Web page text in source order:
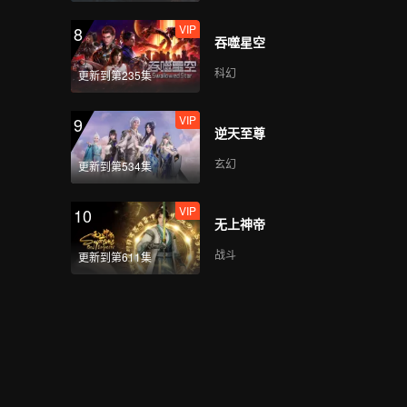
8
更新到第235集
VIP
吞噬星空
科幻
9
更新到第534集
VIP
逆天至尊
玄幻
10
更新到第611集
VIP
无上神帝
战斗